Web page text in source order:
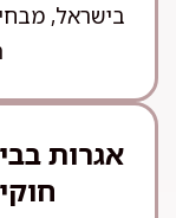
בישראל,
אגרות